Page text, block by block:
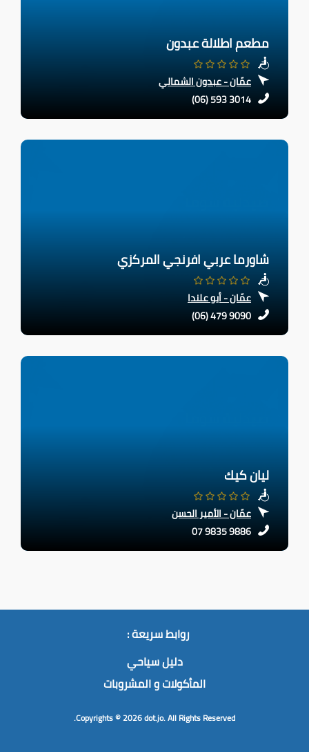
مطعم اطلالة عبدون
عمّان - عبدون الشمالي
(06) 593 3014
شاورما عربي افرنجي المركزي
عمّان - أبو علندا
(06) 479 9090
ليان كيك
عمّان - الأمير الحسن
07 9835 9886
روابط سريعة :
دليل سياحي
المأكولات و المشروبات
Copyrights © 2026dot.jo.All Rights Reserved.